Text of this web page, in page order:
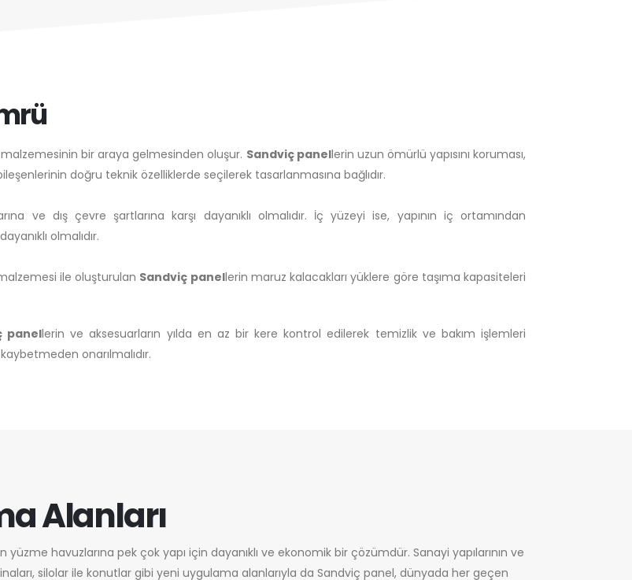
bir araya gelmesinden oluşur. Sandviç panellerin uzun ömürlü yapısını koruması,
doğru teknik özelliklerde seçilerek tasarlanmasına bağlıdır.
ve dış çevre şartlarına karşı dayanıklı olmalıdır. İç yüzeyi ise, yapının iç ortamından
olmalıdır.
ile oluşturulan Sandviç panellerin maruz kalacakları yüklere göre taşıma kapasiteleri
panellerin ve aksesuarların yılda en az bir kere kontrol edilerek temizlik ve bakım işlemleri
onarılmalıdır.
Alanları
havuzlarına pek çok yapı için dayanıklı ve ekonomik bir çözümdür. Sanayi yapılarının ve
silolar ile konutlar gibi yeni uygulama alanlarıyla da Sandviç panel, dünyada her geçen